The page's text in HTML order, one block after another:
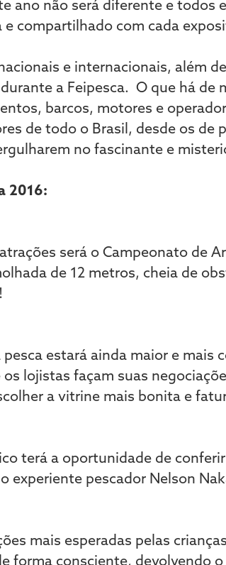
ano não será diferente e todos
e compartilhado com cada
e internacionais, além
a Feipesca. O que há de
barcos, motores e
de todo o Brasil, desde os de
no fascinante e
2016:
será o Campeonato de
de 12 metros, cheia de
pesca estará ainda maior e mais
lojistas façam suas
a vitrine mais bonita e
terá a oportunidade de
experiente pescador Nelson
mais esperadas pelas
forma consciente, devolvendo